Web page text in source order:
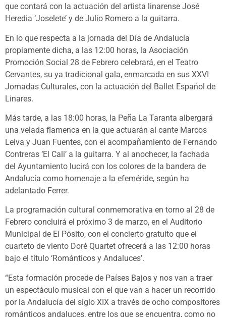
que contará con la actuación del artista linarense José
Heredia ‘Joselete’ y de Julio Romero a la guitarra.
En lo que respecta a la jornada del Día de Andalucía
propiamente dicha, a las 12:00 horas, la Asociación
Promoción Social 28 de Febrero celebrará, en el Teatro
Cervantes, su ya tradicional gala, enmarcada en sus XXVI
Jornadas Culturales, con la actuación del Ballet Español de
Linares.
Más tarde, a las 18:00 horas, la Peña La Taranta albergará
una velada flamenca en la que actuarán al cante Marcos
Leiva y Juan Fuentes, con el acompañamiento de Fernando
Contreras ‘El Cali’ a la guitarra. Y al anochecer, la fachada
del Ayuntamiento lucirá con los colores de la bandera de
Andalucía como homenaje a la efeméride, según ha
adelantado Ferrer.
La programación cultural conmemorativa en torno al 28 de
Febrero concluirá el próximo 3 de marzo, en el Auditorio
Municipal de El Pósito, con el concierto gratuito que el
cuarteto de viento Doré Quartet ofrecerá a las 12:00 horas
bajo el título ‘Románticos y Andaluces’.
“Esta formación procede de Países Bajos y nos van a traer
un espectáculo musical con el que van a hacer un recorrido
por la Andalucía del siglo XIX a través de ocho compositores
románticos andaluces, entre los que se encuentra, como no